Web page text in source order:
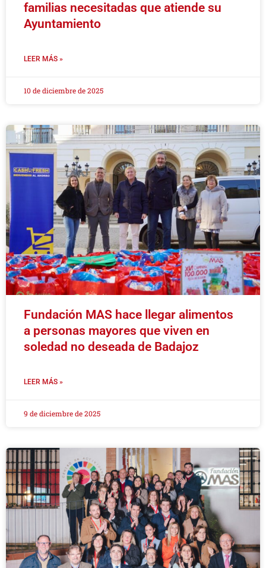
familias necesitadas que atiende su
Ayuntamiento
LEER MÁS »
10 de diciembre de 2025
Fundación MAS hace llegar alimentos
a personas mayores que viven en
soledad no deseada de Badajoz
LEER MÁS »
9 de diciembre de 2025